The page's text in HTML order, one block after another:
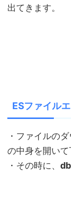
出てきます。
ESファイル
・ファイルの
の中身を開いて
・その時に、